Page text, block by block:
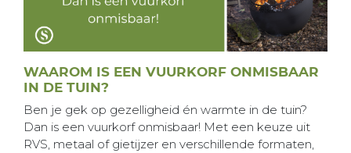
WAAROM IS EEN VUURKORF ONMISBAAR
IN DE TUIN?
Ben je gek op gezelligheid én warmte in de tuin?
Dan is een vuurkorf onmisbaar! Met een keuze uit
RVS, metaal of gietijzer en verschillende formaten,